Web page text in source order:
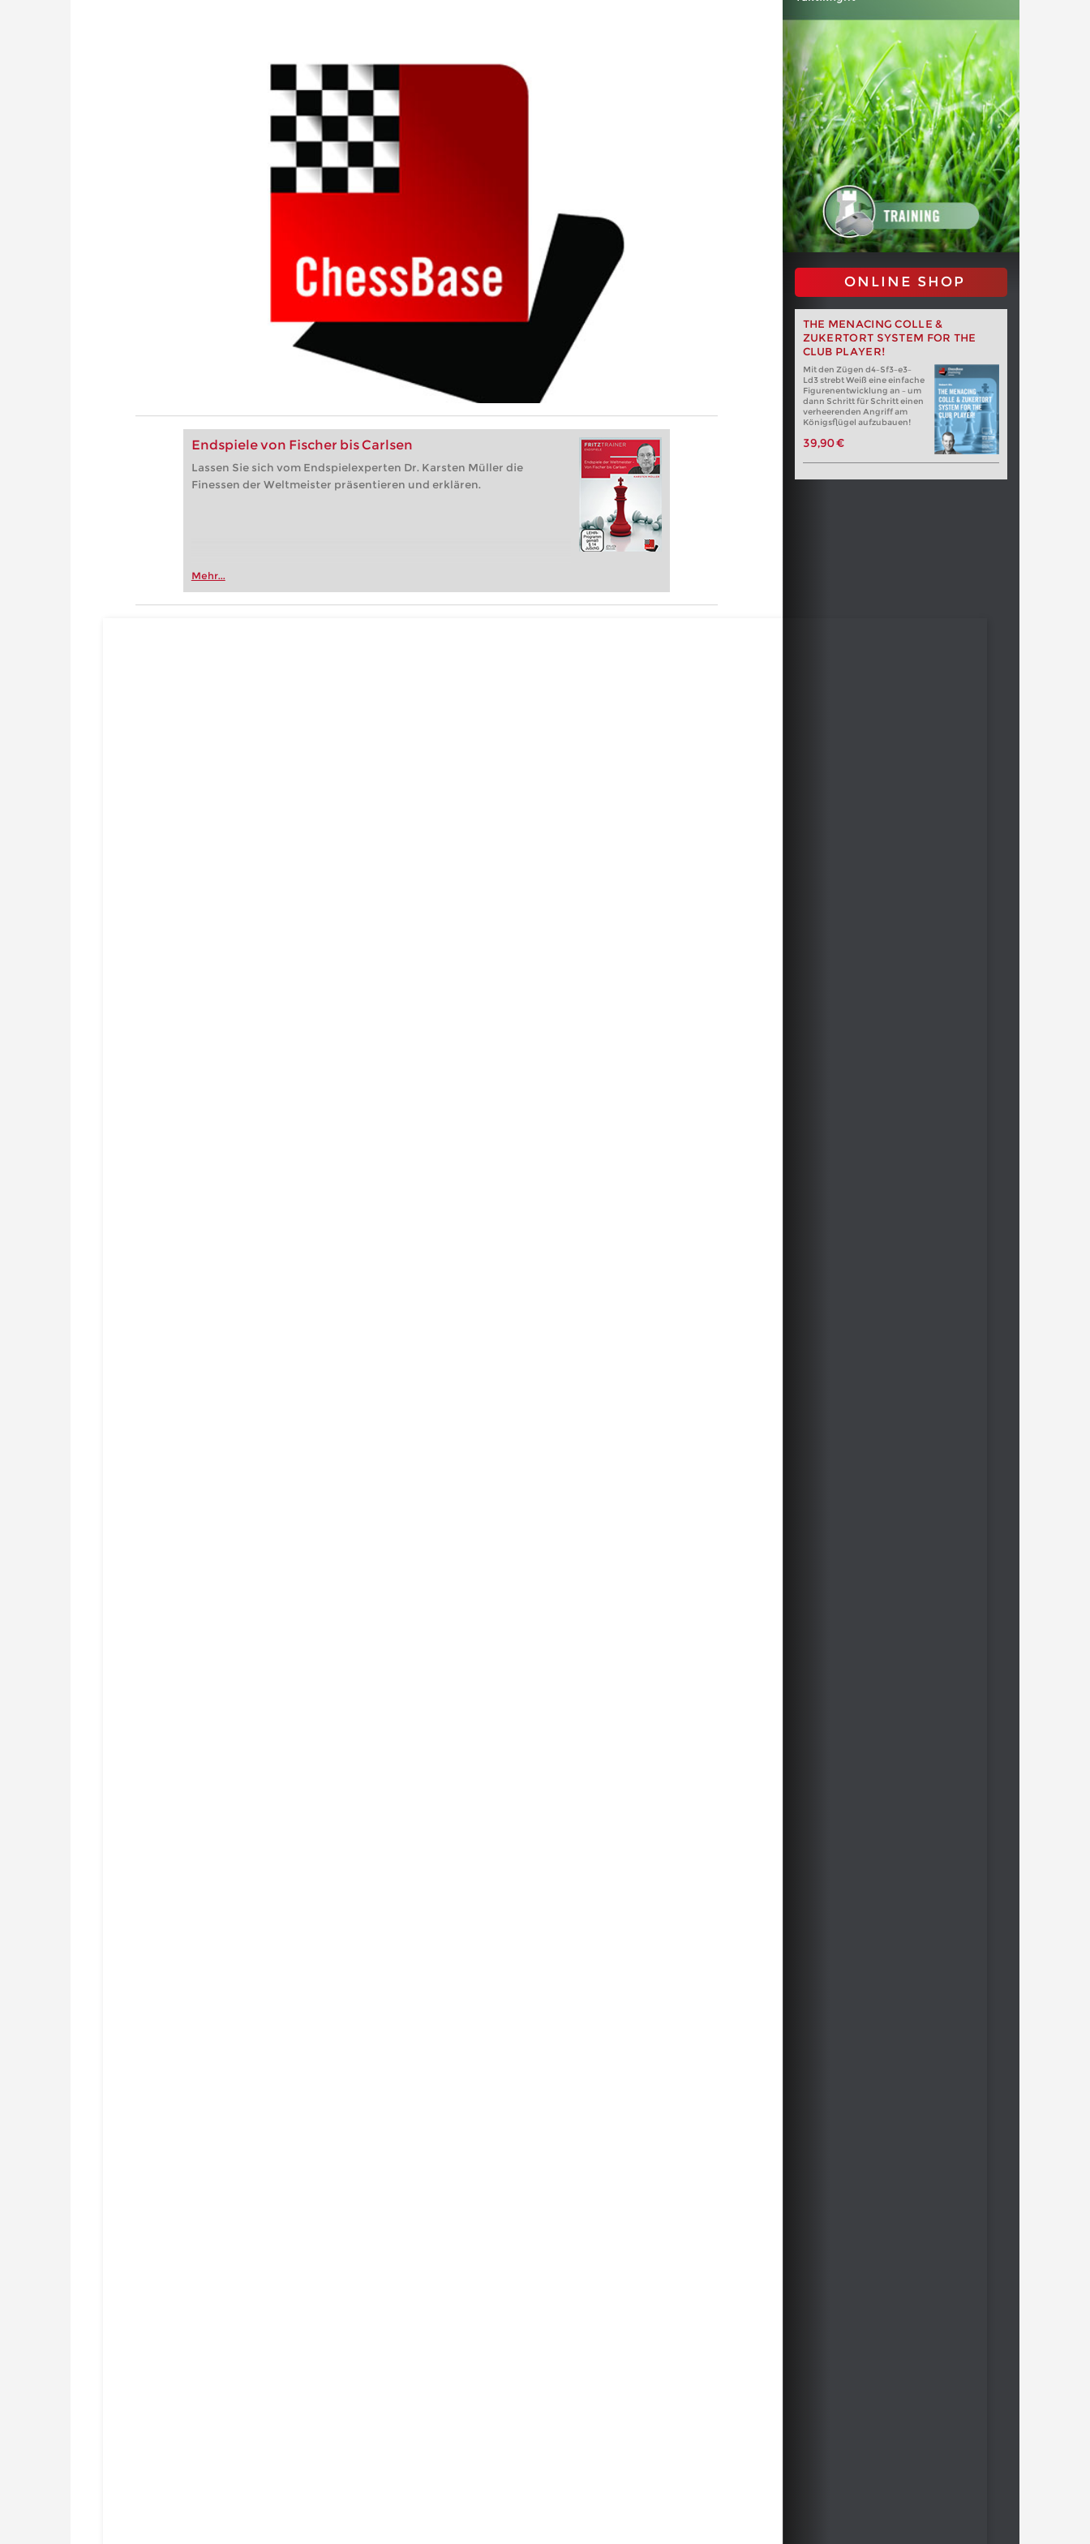
Endspiele von Fischer bis Carlsen
Lassen Sie sich vom Endspielexperten Dr. Karsten Müller die
Finessen der Weltmeister präsentieren und erklären.
Mehr...
ONLINE SHOP
THE MENACING COLLE &
ZUKERTORT SYSTEM FOR THE
CLUB PLAYER!
Mit den Zügen d4–Sf3–e3–
Ld3 strebt Weiß eine einfache
Figurenentwicklung an – um
dann Schritt für Schritt einen
verheerenden Angriff am
Königsflügel aufzubauen!
39,90 €